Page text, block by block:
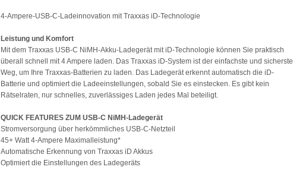
4-Ampere-USB-C-Ladeinnovation mit Traxxas iD-Technologie
Leistung und Komfort
Mit dem Traxxas USB-C NiMH-Akku-Ladegerät mit iD-Technologie können Sie praktisch
überall schnell mit 4 Ampere laden. Das Traxxas iD-System ist der einfachste und sicherste
Weg, um Ihre Traxxas-Batterien zu laden. Das Ladegerät erkennt automatisch die iD-
Batterie und optimiert die Ladeeinstellungen, sobald Sie es einstecken. Es gibt kein
Rätselraten, nur schnelles, zuverlässiges Laden jedes Mal beteiligt.
QUICK FEATURES ZUM USB-C NiMH-Ladegerät
Stromversorgung über herkömmliches USB-C-Netzteil
45+ Watt 4-Ampere Maximalleistung*
Automatische Erkennung von Traxxas iD Akkus
Optimiert die Einstellungen des Ladegeräts